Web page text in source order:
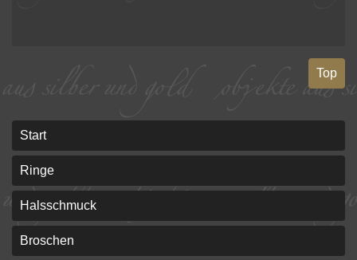
Top
Start
Ringe
Halsschmuck
Broschen